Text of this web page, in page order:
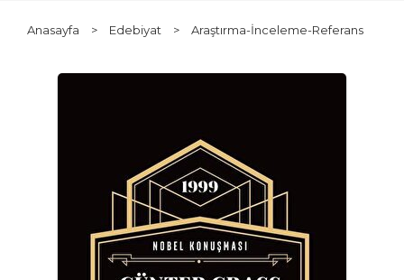
Anasayfa > Edebiyat > Araştırma-İnceleme-Referans